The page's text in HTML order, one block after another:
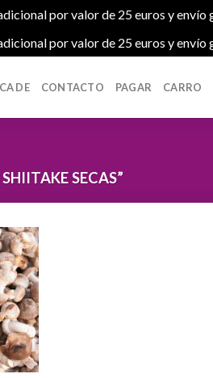
por valor de 25 euros y
por valor de 25 euros y
DE CONTACTO PAGAR CARRO
SECAS”
to